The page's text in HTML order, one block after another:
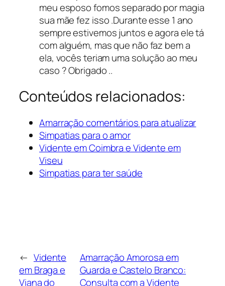
meu esposo fomos separado por magia
sua mãe fez isso .Durante esse 1 ano
sempre estivemos juntos e agora ele tá
com alguém, mas que não faz bem a
ela, vocês teriam uma solução ao meu
caso ? Obrigado ..
Conteúdos relacionados:
Amarração comentários para atualizar
Simpatias para o amor
Vidente em Coimbra e Vidente em
Viseu
Simpatias para ter saúde
← Vidente
em Braga e
Viana do
Amarração Amorosa em
Guarda e Castelo Branco:
Consulta com a Vidente